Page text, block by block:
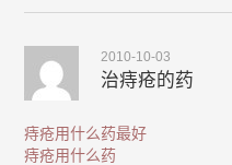
2010-10-03
治痔疮的药
痔疮用什么药最好
痔疮用什么药